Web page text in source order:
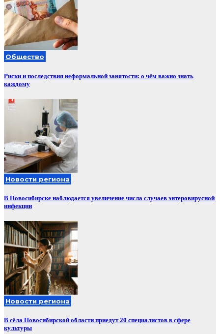
Общество
Риски и последствия неформальной занятости: о чём важно знать
каждому
Новости региона
В Новосибирске наблюдается увеличение числа случаев энтеровирусной
инфекции
Новости региона
В сёла Новосибирской области приедут 20 специалистов в сфере
культуры